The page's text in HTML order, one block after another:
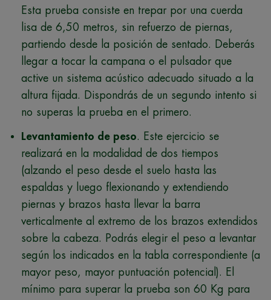
Esta prueba consiste en trepar por una cuerda
lisa de 6,50 metros, sin refuerzo de piernas,
partiendo desde la posición de sentado. Deberás
llegar a tocar la campana o el pulsador que
active un sistema acústico adecuado situado a la
altura fijada. Dispondrás de un segundo intento si
no superas la prueba en el primero.
Levantamiento de peso. Este ejercicio se
realizará en la modalidad de dos tiempos
(alzando el peso desde el suelo hasta las
espaldas y luego flexionando y extendiendo
piernas y brazos hasta llevar la barra
verticalmente al extremo de los brazos extendidos
sobre la cabeza. Podrás elegir el peso a levantar
según los indicados en la tabla correspondiente (a
mayor peso, mayor puntuación potencial). El
mínimo para superar la prueba son 60 Kg para